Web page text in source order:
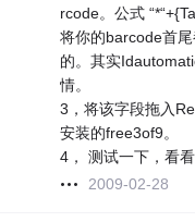
rcode。公式
将你的barcode首
的。其实
情。
3，将该字段拖入
安装的free3of9。
4， 测试一下，看看
2009-02-28